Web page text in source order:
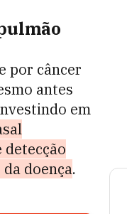
por câncer
antes
em
doença.